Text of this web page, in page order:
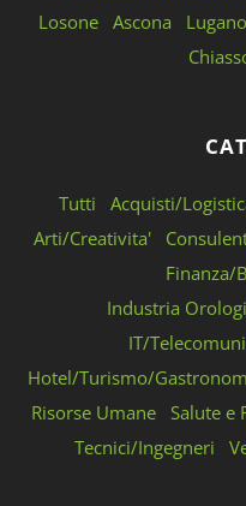
Losone Ascona Lugano
Tutti Acquisti/
Arti/Creativita'
Finanza/
Industria
IT/
Hotel/Turismo/
Risorse Umane
Salute e
Tecnici/Ingegneri